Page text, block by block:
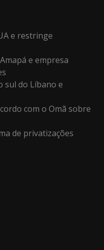
e restringe
e empresa
sul do Líbano e
com o Omã sobre
de privatizações